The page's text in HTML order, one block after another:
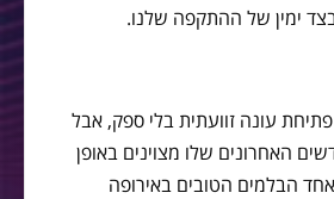
ימין של ההתקפה שלנו.
עונה זוועתית בלי ספק, אבל
האחרונים שלו מצוינים באופן
הבלמים הטובים באירופה